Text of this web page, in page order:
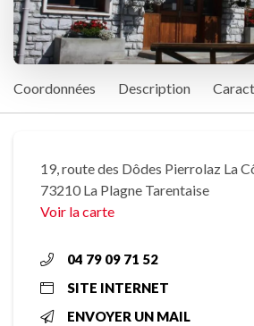
Coordonnées Description
19, route des Dôdes Pierrolaz La
73210 La Plagne Tarentaise
Voir la carte
04 79 09 71 52
SITE INTERNET
ENVOYER UN MAIL